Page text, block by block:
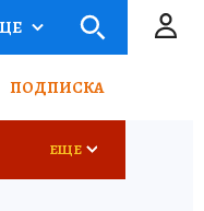
ПОДПИСКА
ЕЩЕ